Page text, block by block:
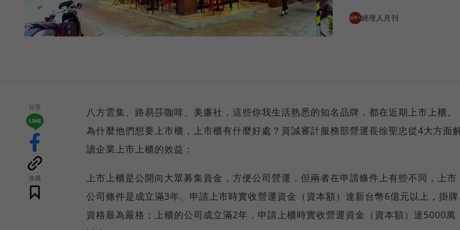
經理人月刊
分享
收藏
八方雲集、路易莎咖啡、美廉社，這些你我生活熟悉的知名品牌，都在近期上市上櫃。
為什麼他們想要上市櫃，上市櫃有什麼好處？資誠審計服務部營運長徐聖忠從4大方面
讀企業上市上櫃的效益：
上市上櫃是公開向大眾募集資金，方便公司營運，但兩者在申請條件上有些不同，上市
公司條件是成立滿3年、申請上市時實收營運資金（資本額）達新台幣6億元以上，掛牌
資格最為嚴格；上櫃的公司成立滿2年，申請上櫃時實收營運資金（資本額）達5000萬